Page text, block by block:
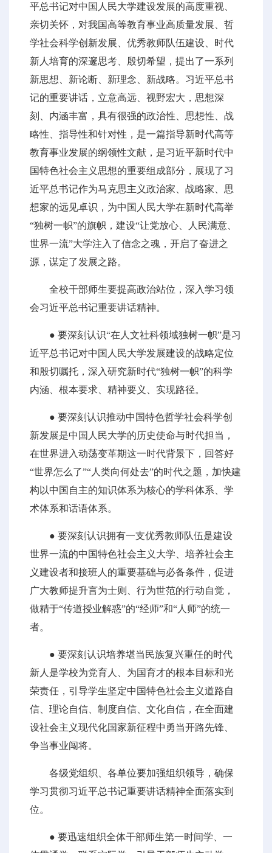
平总书记对中国人民大学建设发展的高度重视、
亲切关怀，对我国高等教育事业高质量发展、哲
学社会科学创新发展、优秀教师队伍建设、时代
新人培育的深邃思考、殷切希望，提出了一系列
新思想、新论断、新理念、新战略。习近平总书
记的重要讲话，立意高远、视野宏大，思想深
刻、内涵丰富，具有很强的政治性、思想性、战
略性、指导性和针对性，是一篇指导新时代高等
教育事业发展的纲领性文献，是习近平新时代中
国特色社会主义思想的重要组成部分，展现了习
近平总书记作为马克思主义政治家、战略家、思
想家的远见卓识，为中国人民大学在新时代高举
“独树一帜”的旗帜，建设“让党放心、人民满意、
世界一流”大学注入了信念之魂，开启了奋进之
源，谋定了发展之路。
全校干部师生要提高政治站位，深入学习领
会习近平总书记重要讲话精神。
● 要深刻认识“在人文社科领域独树一帜”是习
近平总书记对中国人民大学发展建设的战略定位
和殷切嘱托，深入研究新时代“独树一帜”的科学
内涵、根本要求、精神要义、实现路径。
● 要深刻认识推动中国特色哲学社会科学创
新发展是中国人民大学的历史使命与时代担当，
在世界进入动荡变革期这一时代背景下，回答好
“世界怎么了”“人类向何处去”的时代之题，加快建
构以中国自主的知识体系为核心的学科体系、学
术体系和话语体系。
● 要深刻认识拥有一支优秀教师队伍是建设
世界一流的中国特色社会主义大学、培养社会主
义建设者和接班人的重要基础与必备条件，促进
广大教师提升言为士则、行为世范的行动自觉，
做精于“传道授业解惑”的“经师”和“人师”的统一
者。
● 要深刻认识培养堪当民族复兴重任的时代
新人是学校为党育人、为国育才的根本目标和光
荣责任，引导学生坚定中国特色社会主义道路自
信、理论自信、制度自信、文化自信，在全面建
设社会主义现代化国家新征程中勇当开路先锋、
争当事业闯将。
各级党组织、各单位要加强组织领导，确保
学习贯彻习近平总书记重要讲话精神全面落实到
位。
● 要迅速组织全体干部师生第一时间学、一